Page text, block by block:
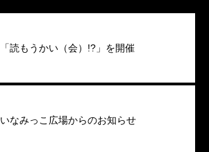
「読もうかい（会）!?」を開催
いなみっこ広場からのお知らせ